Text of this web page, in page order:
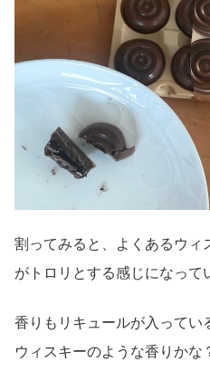
割ってみると、よくあるウィ
がトロリとする感じになって
香りもリキュールが入ってい
ウィスキーのような香りかな